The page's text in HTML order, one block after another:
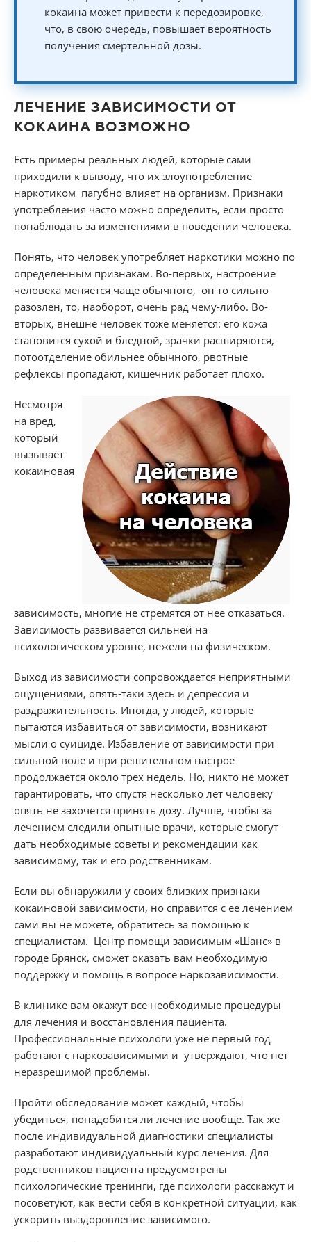
кокаина может привести к передозировке,
что, в свою очередь, повышает вероятность
получения смертельной дозы.
ЛЕЧЕНИЕ ЗАВИСИМОСТИ ОТ
КОКАИНА ВОЗМОЖНО
Есть примеры реальных людей, которые сами
приходили к выводу, что их злоупотребление
наркотиком пагубно влияет на организм. Признаки
употребления часто можно определить, если просто
понаблюдать за изменениями в поведении человека.
Понять, что человек употребляет наркотики можно по
определенным признакам. Во-первых, настроение
человека меняется чаще обычного, он то сильно
разозлен, то, наоборот, очень рад чему-либо. Во-
вторых, внешне человек тоже меняется: его кожа
становится сухой и бледной, зрачки расширяются,
потоотделение обильнее обычного, рвотные
рефлексы пропадают, кишечник работает плохо.
Несмотря
на вред,
который
вызывает
кокаиновая
зависимость, многие не стремятся от нее отказаться.
Зависимость развивается сильней на
психологическом уровне, нежели на физическом.
Выход из зависимости сопровождается неприятными
ощущениями, опять-таки здесь и депрессия и
раздражительность. Иногда, у людей, которые
пытаются избавиться от зависимости, возникают
мысли о суициде. Избавление от зависимости при
сильной воле и при решительном настрое
продолжается около трех недель. Но, никто не может
гарантировать, что спустя несколько лет человеку
опять не захочется принять дозу. Лучше, чтобы за
лечением следили опытные врачи, которые смогут
дать необходимые советы и рекомендации как
зависимому, так и его родственникам.
Если вы обнаружили у своих близких признаки
кокаиновой зависимости, но справится с ее лечением
сами вы не можете, обратитесь за помощью к
специалистам. Центр помощи зависимым «Шанс» в
городе Брянск, сможет оказать вам необходимую
поддержку и помощь в вопросе наркозависимости.
В клинике вам окажут все необходимые процедуры
для лечения и восстановления пациента.
Профессиональные психологи уже не первый год
работают с наркозависимыми и утверждают, что нет
неразрешимой проблемы.
Пройти обследование может каждый, чтобы
убедиться, понадобится ли лечение вообще. Так же
после индивидуальной диагностики специалисты
разработают индивидуальный курс лечения. Для
родственников пациента предусмотрены
психологические тренинги, где психологи расскажут и
посоветуют, как вести себя в конкретной ситуации, как
ускорить выздоровление зависимого.